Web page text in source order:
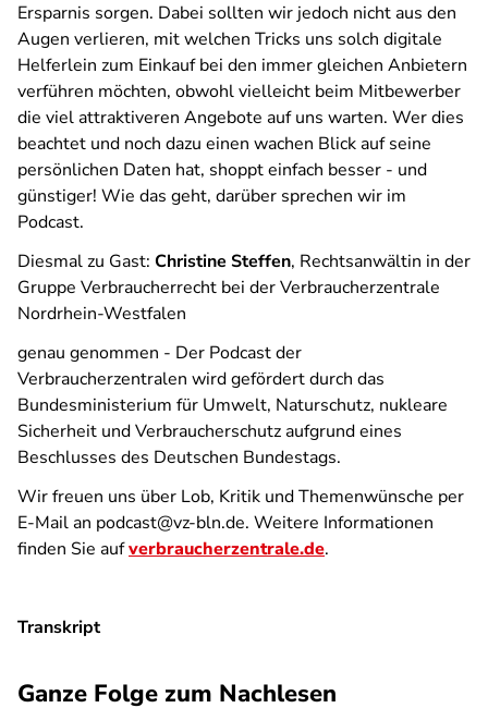
Ersparnis sorgen. Dabei sollten wir jedoch nicht aus den
Augen verlieren, mit welchen Tricks uns solch digitale
Helferlein zum Einkauf bei den immer gleichen Anbietern
verführen möchten, obwohl vielleicht beim Mitbewerber
die viel attraktiveren Angebote auf uns warten. Wer dies
beachtet und noch dazu einen wachen Blick auf seine
persönlichen Daten hat, shoppt einfach besser - und
günstiger! Wie das geht, darüber sprechen wir im
Podcast.
Diesmal zu Gast: Christine Steffen, Rechtsanwältin in der
Gruppe Verbraucherrecht bei der Verbraucherzentrale
Nordrhein-Westfalen
genau genommen - Der Podcast der
Verbraucherzentralen wird gefördert durch das
Bundesministerium für Umwelt, Naturschutz, nukleare
Sicherheit und Verbraucherschutz aufgrund eines
Beschlusses des Deutschen Bundestags.
Wir freuen uns über Lob, Kritik und Themenwünsche per
E-Mail an podcast@vz-bln.de. Weitere Informationen
finden Sie aufverbraucherzentrale.de.
Transkript
Ganze Folge zum Nachlesen